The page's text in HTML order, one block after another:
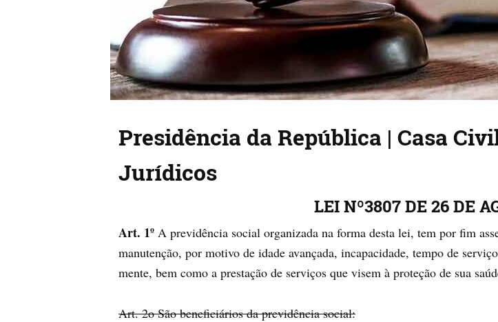
Presidência da República | Casa
Jurídicos
LEI Nº3807 DE 26 DE
Art. 1º A previdência social organizada na forma desta lei, tem por fim
manutenção, por motivo de idade avançada, incapacidade, tempo de
mente, bem como a prestação de serviços que visem à proteção de sua
Art. 2o São beneficiários da previdência social: